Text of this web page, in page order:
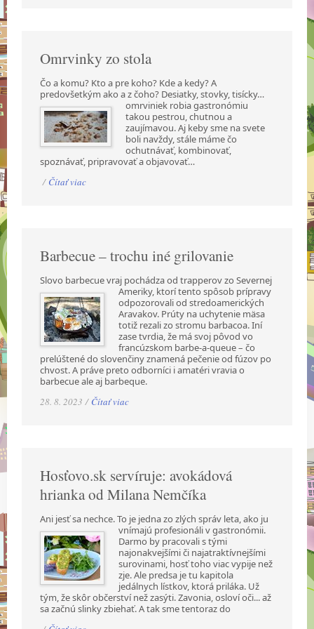
Omrvinky zo stola
Čo a komu? Kto a pre koho? Kde a kedy? A
predovšetkým ako a z čoho? Desiatky, stovky,tisícky…
omrviniek robia gastronómiu
takou pestrou, chutnou a
zaujímavou. Aj keby sme na svete
boli navždy, stále máme čo
ochutnávať, kombinovať,
spoznávať, pripravovať a objavovať…
/ Čítať viac
Barbecue – trochu iné grilovanie
Slovo barbecue vraj pochádza od trapperov zo Severnej
Ameriky, ktorí tento spôsob prípravy
odpozorovali od stredoamerických
Aravakov. Prúty na uchytenie mäsa
totiž rezali zo stromu barbacoa. Iní
zase tvrdia, že má svoj pôvod vo
francúzskom barbe-a-queue – čo
prelúštené do slovenčiny znamená pečenie od fúzov po
chvost. A práve preto odborníci i amatéri vravia o
barbecue ale aj barbeque.
28. 8. 2023 / Čítať viac
Hosťovo.sk servíruje: avokádová
hrianka od Milana Nemčíka
Ani jesť sa nechce. To je jedna zo zlých správ leta, ako ju
vnímajú profesionáli v gastronómii.
Darmo by pracovali s tými
najonakvejšími či najatraktívnejšími
surovinami, hosť toho viac vypije než
zje. Ale predsa je tu kapitola
jedálnych lístkov, ktorá priláka. Už
tým, že skôr občerství než zasýti. Zavonia, osloví oči... až
sa začnú slinky zbiehať. A tak sme tentoraz do